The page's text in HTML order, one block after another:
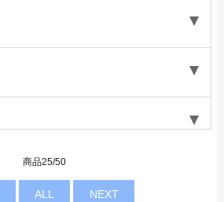
商品25/50
ALL NEXT